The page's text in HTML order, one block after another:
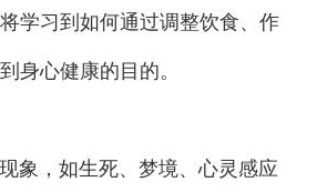
学习到如何通过调整饮食、作
身心健康的目的。
象，如生死、梦境、心灵感应